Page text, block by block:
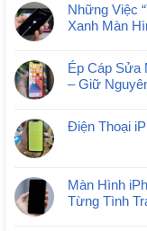
Những Việc
Xanh Màn
Ép Cáp Sửa
– Giữ
Điện Thoại
Màn Hình
Từng Tình